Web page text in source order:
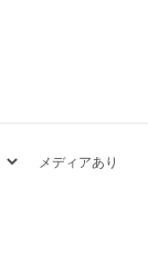
メディアあり